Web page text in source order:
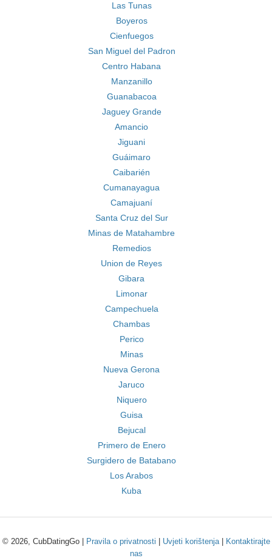
Las Tunas
Boyeros
Cienfuegos
San Miguel del Padron
Centro Habana
Manzanillo
Guanabacoa
Jaguey Grande
Amancio
Jiguani
Guáimaro
Caibarién
Cumanayagua
Camajuaní
Santa Cruz del Sur
Minas de Matahambre
Remedios
Union de Reyes
Gibara
Limonar
Campechuela
Chambas
Perico
Minas
Nueva Gerona
Jaruco
Niquero
Guisa
Bejucal
Primero de Enero
Surgidero de Batabano
Los Arabos
Kuba
© 2026, CubDatingGo | Pravila o privatnosti Uvjeti korištenja|
Kontaktirajte
nas